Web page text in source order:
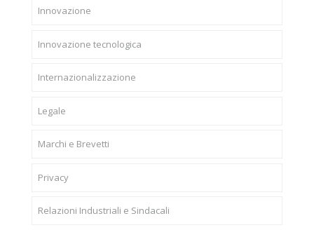
Innovazione
Innovazione tecnologica
Internazionalizzazione
Legale
Marchi e Brevetti
Privacy
Relazioni Industriali e Sindacali